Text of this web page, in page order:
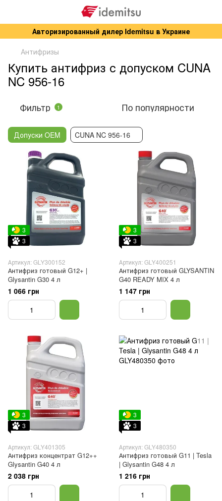
Авторизированный дилер Idemitsu в Украине
Антифризы
Купить антифриз с допуском CUNA
NC 956-16
Фильтр 1 По популярности
Допуски OEM CUNA NC 956-16
3
3
Артикул: GLY300152
Антифриз готовый G12+ |
Glysantin G30 4 л
1 066 грн
3
3
Артикул: GLY400251
Антифриз готовый GLYSANTIN
G40 READY MIX 4 л
1 147 грн
3
3
Артикул: GLY401305
Антифриз концентрат G12++
Glysantin G40 4 л
2 038 грн
3
3
Артикул: GLY480350
Антифриз готовый G11 | Tesla
| Glysantin G48 4 л
1 216 грн